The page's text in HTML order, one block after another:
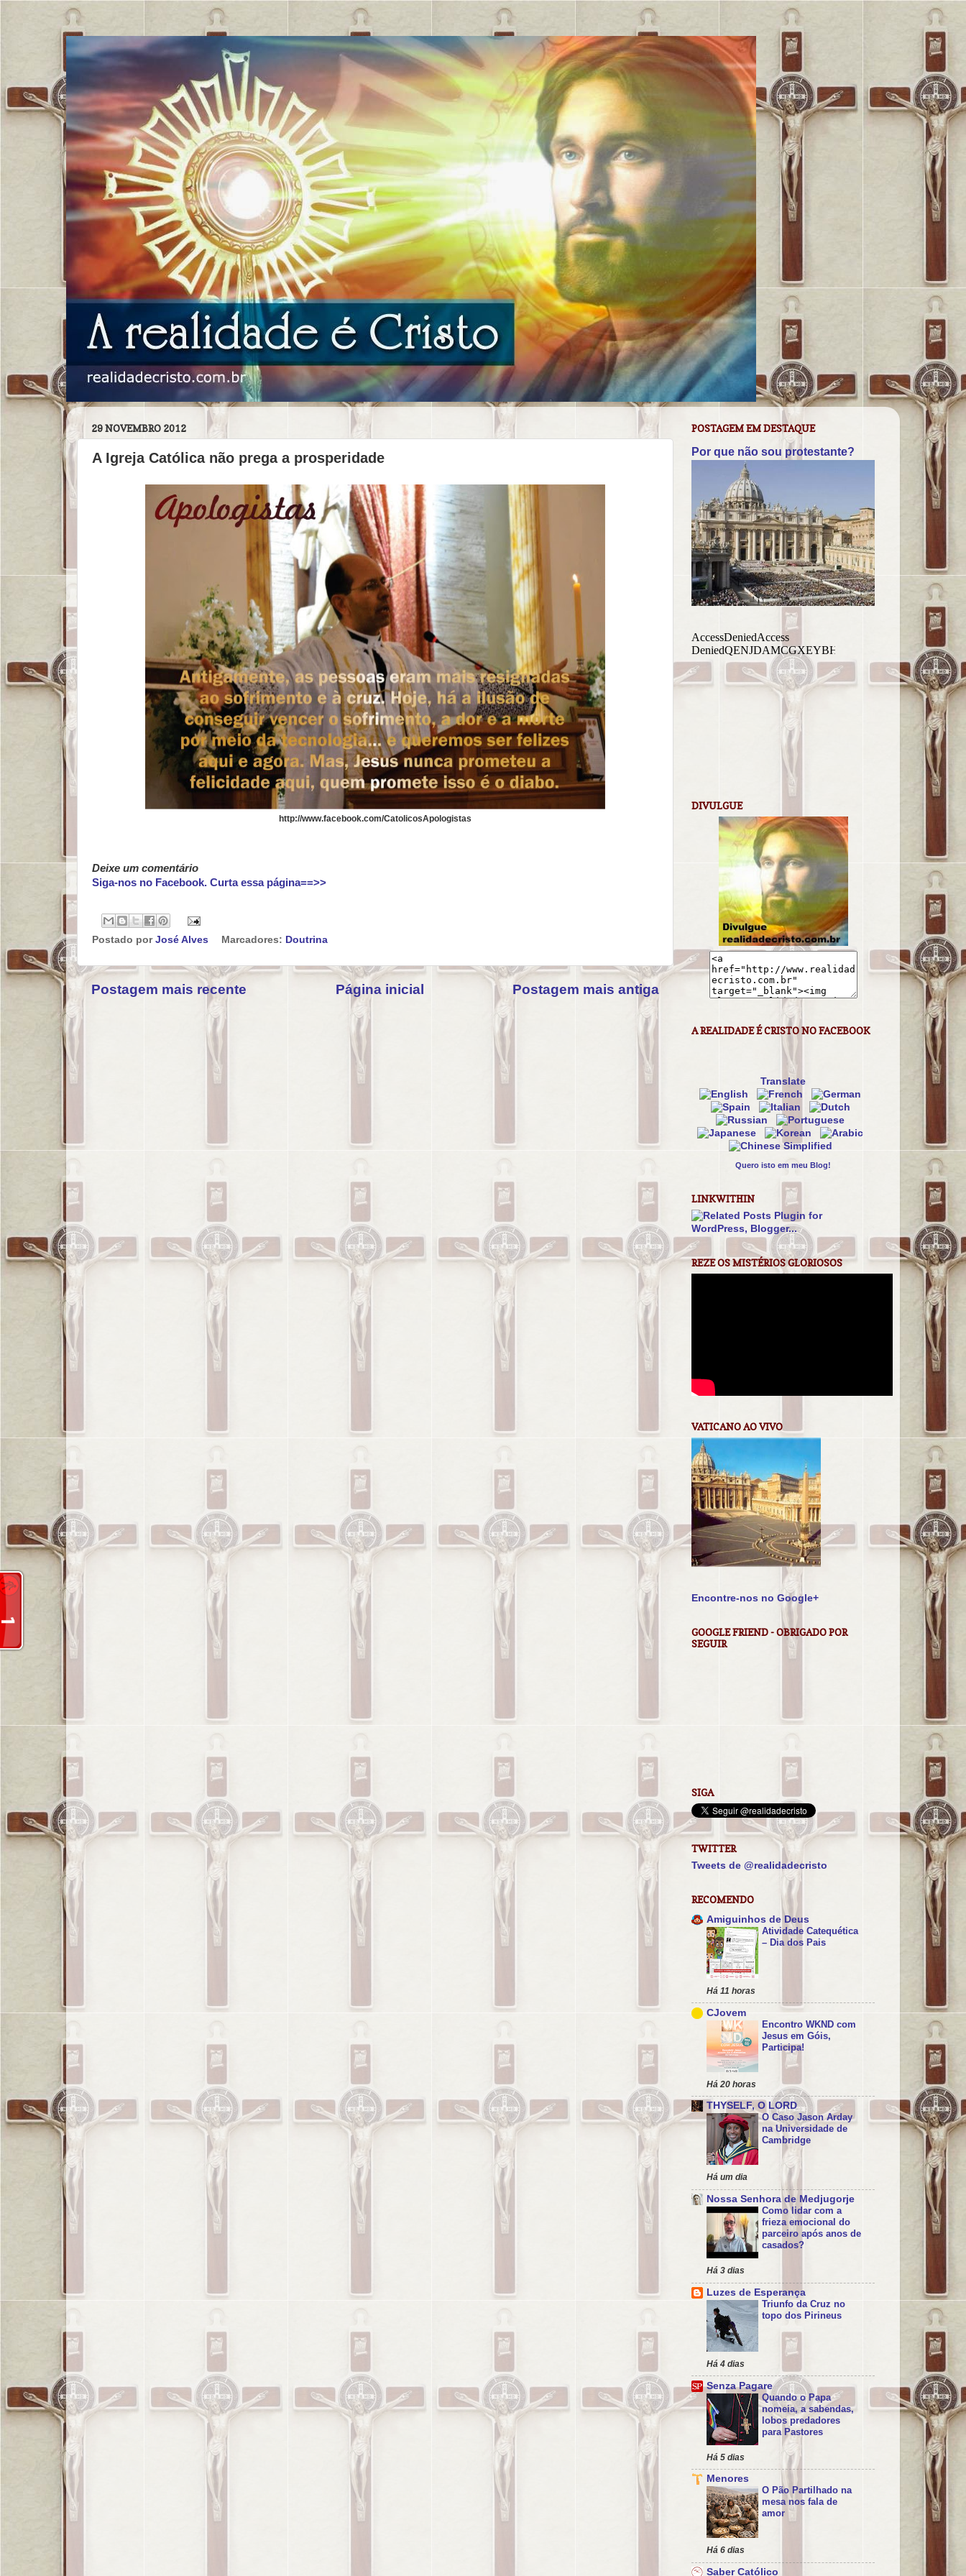
29 NOVEMBRO 2012
A Igreja Católica não prega a prosperidade
http://www.facebook.com/CatolicosApologistas
Deixe um comentário
Siga-nos no Facebook. Curta essa página==>>
Postado por José Alves Marcadores: Doutrina
Postagem mais recente Postagem mais antiga
Página inicial
POSTAGEM EM DESTAQUE
Por que não sou protestante?
DIVULGUE
A REALIDADE É CRISTO NO FACEBOOK
Translate
Quero isto em meu Blog!
LINKWITHIN
REZE OS MISTÉRIOS GLORIOSOS
VATICANO AO VIVO
Encontre-nos no Google+
GOOGLE FRIEND - OBRIGADO POR
SEGUIR
SIGA
TWITTER
Tweets de @realidadecristo
RECOMENDO
Amiguinhos de Deus
Atividade Catequética
– Dia dos Pais
Há 11 horas
CJovem
Encontro WKND com
Jesus em Góis,
Participa!
Há 20 horas
THYSELF, O LORD
O Caso Jason Arday
na Universidade de
Cambridge
Há um dia
Nossa Senhora de Medjugorje
Como lidar com a
frieza emocional do
parceiro após anos de
casados?
Há 3 dias
Luzes de Esperança
Triunfo da Cruz no
topo dos Pirineus
Há 4 dias
Senza Pagare
Quando o Papa
nomeia, a sabendas,
lobos predadores
para Pastores
Há 5 dias
Menores
O Pão Partilhado na
mesa nos fala de
amor
Há 6 dias
Saber Católico